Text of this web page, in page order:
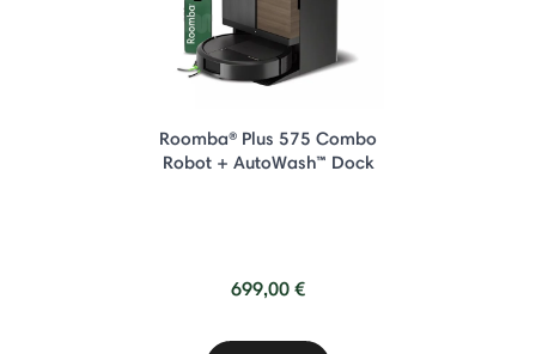
Roomba® Plus 575 Combo
Robot + AutoWash™ Dock
699,00 €